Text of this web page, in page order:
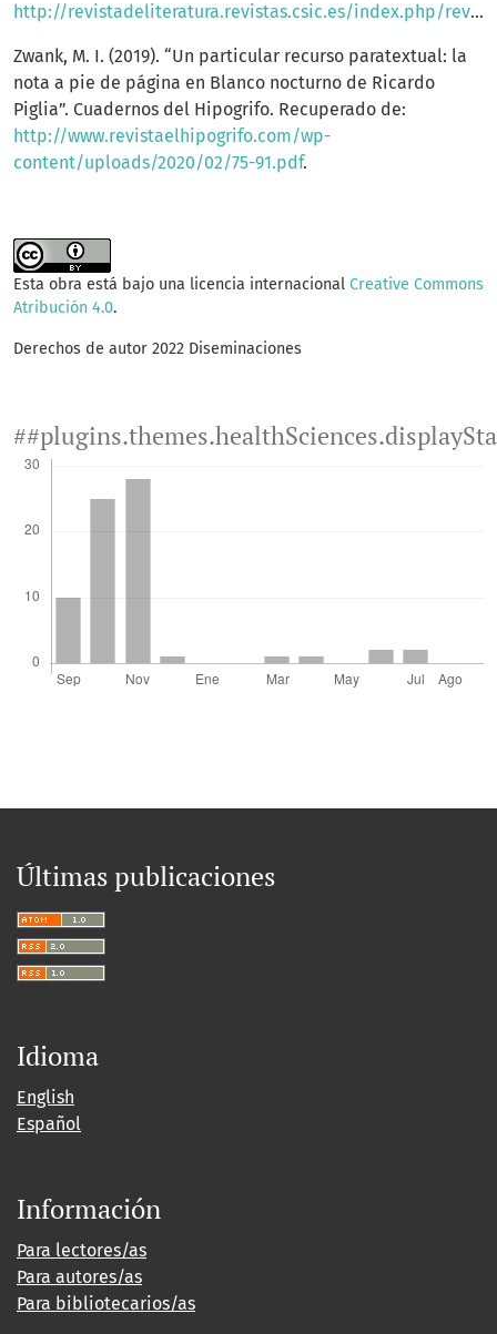
http://revistadeliteratura.revistas.csic.es/index.php/revistadeliteratura/article/view/138
Zwank, M. I. (2019). “Un particular recurso paratextual: la
nota a pie de página en Blanco nocturno de Ricardo
Piglia”. Cuadernos del Hipogrifo. Recuperado de:
http://www.revistaelhipogrifo.com/wp-
content/uploads/2020/02/75-91.pdf.
Esta obra está bajo una licencia internacional Creative Commons
Atribución 4.0.
Derechos de autor 2022 Diseminaciones
Últimas publicaciones
Idioma
English
Español
Información
Para lectores/as
Para autores/as
Para bibliotecarios/as